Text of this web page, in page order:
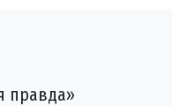
правда»